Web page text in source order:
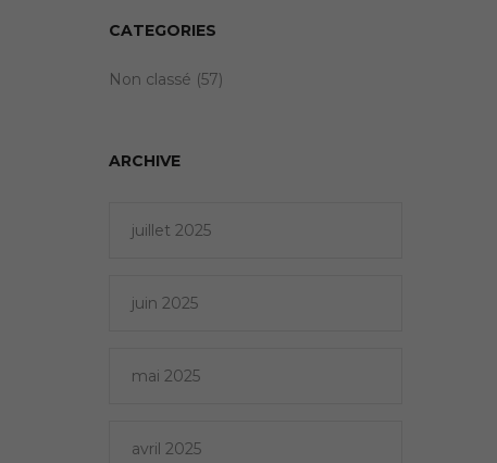
CATEGORIES
Non classé (57)
ARCHIVE
juillet 2025
juin 2025
mai 2025
avril 2025